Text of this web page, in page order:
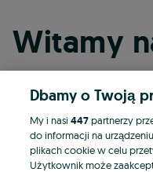
Witamy
Dbamy o Twoją
My i nasi447partnerzy
do informacji na
plikach cookie w celu
Użytkownik może